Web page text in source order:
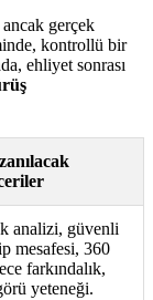
gerçek
kontrollü bir
ehliyet sonrası
analizi, güvenli
mesafesi, 360
farkındalık,
yeteneği.